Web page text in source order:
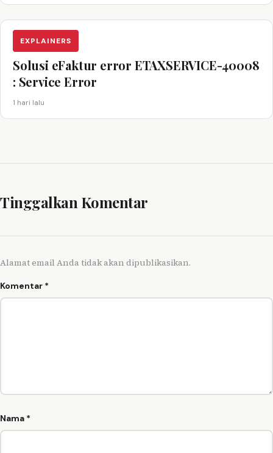
EXPLAINERS
Solusi eFaktur error ETAXSERVICE-40008
: Service Error
1 hari lalu
Tinggalkan Komentar
Alamat email Anda tidak akan dipublikasikan.
Komentar *
Nama *